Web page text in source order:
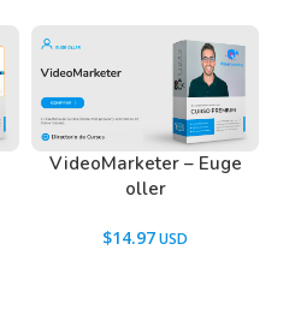
VideoMarketer – Euge
oller
$14.97